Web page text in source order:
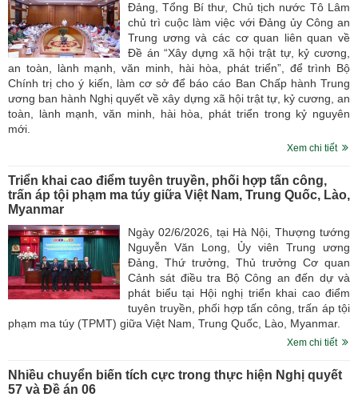
Đảng, Tổng Bí thư, Chủ tịch nước Tô Lâm
chủ trì cuộc làm việc với Đảng ủy Công an
Trung ương và các cơ quan liên quan về
Đề án “Xây dựng xã hội trật tự, kỷ cương,
an toàn, lành mạnh, văn minh, hài hòa, phát triển”, để trình Bộ
Chính trị cho ý kiến, làm cơ sở để báo cáo Ban Chấp hành Trung
ương ban hành Nghị quyết về xây dựng xã hội trật tự, kỷ cương, an
toàn, lành mạnh, văn minh, hài hòa, phát triển trong kỷ nguyên
mới.
Xem chi tiết
Triển khai cao điểm tuyên truyền, phối hợp tấn công,
trấn áp tội phạm ma túy giữa Việt Nam, Trung Quốc, Lào,
Myanmar
Ngày 02/6/2026, tại Hà Nội, Thượng tướng
Nguyễn Văn Long, Ủy viên Trung ương
Đảng, Thứ trưởng, Thủ trưởng Cơ quan
Cảnh sát điều tra Bộ Công an đến dự và
phát biểu tại Hội nghị triển khai cao điểm
tuyên truyền, phối hợp tấn công, trấn áp tội
phạm ma túy (TPMT) giữa Việt Nam, Trung Quốc, Lào, Myanmar.
Xem chi tiết
Nhiều chuyển biến tích cực trong thực hiện Nghị quyết
57 và Đề án 06